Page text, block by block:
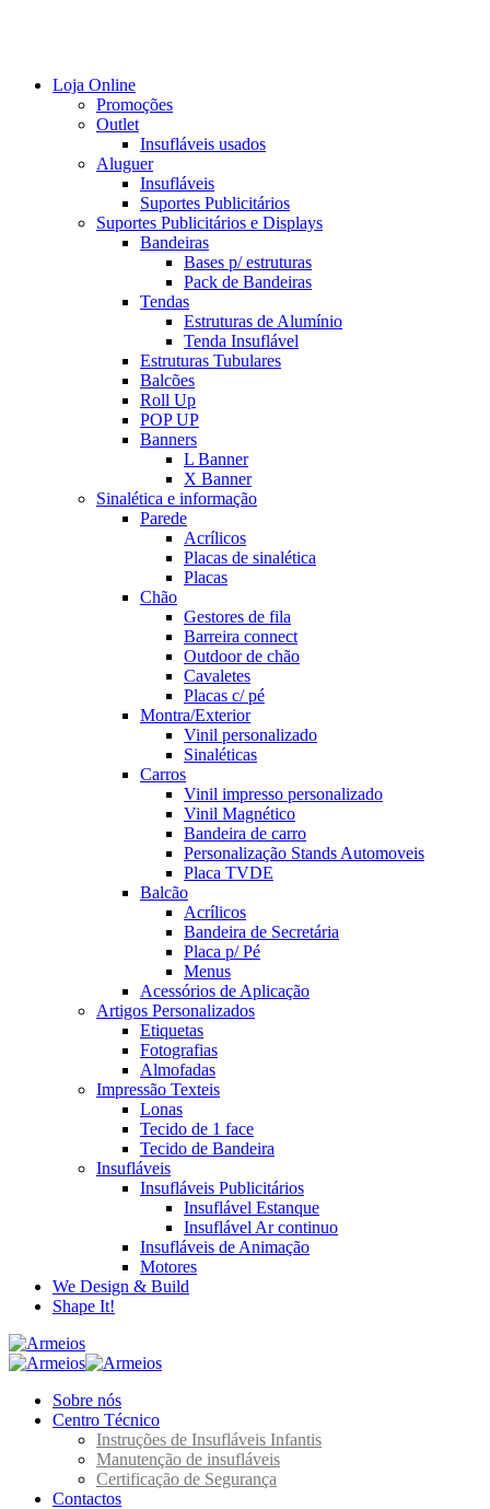
Loja Online
Promoções
Outlet
Insufláveis usados
Aluguer
Insufláveis
Suportes Publicitários
Suportes Publicitários e Displays
Bandeiras
Bases p/ estruturas
Pack de Bandeiras
Tendas
Estruturas de Alumínio
Tenda Insuflável
Estruturas Tubulares
Balcões
Roll Up
POP UP
Banners
L Banner
X Banner
Sinalética e informação
Parede
Acrílicos
Placas de sinalética
Placas
Chão
Gestores de fila
Barreira connect
Outdoor de chão
Cavaletes
Placas c/ pé
Montra/Exterior
Vinil personalizado
Sinaléticas
Carros
Vinil impresso personalizado
Vinil Magnético
Bandeira de carro
Personalização Stands Automoveis
Placa TVDE
Balcão
Acrílicos
Bandeira de Secretária
Placa p/ Pé
Menus
Acessórios de Aplicação
Artigos Personalizados
Etiquetas
Fotografias
Almofadas
Impressão Texteis
Lonas
Tecido de 1 face
Tecido de Bandeira
Insufláveis
Insufláveis Publicitários
Insuflável Estanque
Insuflável Ar continuo
Insufláveis de Animação
Motores
We Design & Build
Shape It!
Sobre nós
Centro Técnico
Instruções de Insufláveis Infantis
Manutenção de insufláveis
Certificação de Segurança
Contactos